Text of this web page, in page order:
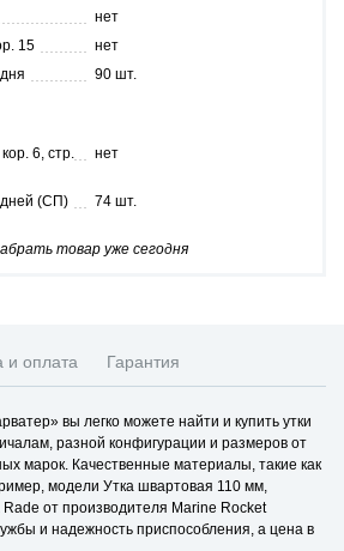
нет
15
нет
90 шт.
6, стр.
нет
дней (СП) 74 шт.
товар уже сегодня
и оплата Гарантия
вы легко можете найти и купить утки
разной конфигурации и размеров от
марок. Качественные материалы, такие как
модели Утка швартовая 110 мм,
от производителя Marine Rocket
и надежность приспособления, а цена в